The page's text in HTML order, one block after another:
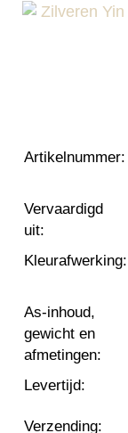
Artikelnummer:
Vervaardigd
uit:
Kleurafwerking:
As-inhoud,
gewicht en
afmetingen:
Levertijd:
Verzending: